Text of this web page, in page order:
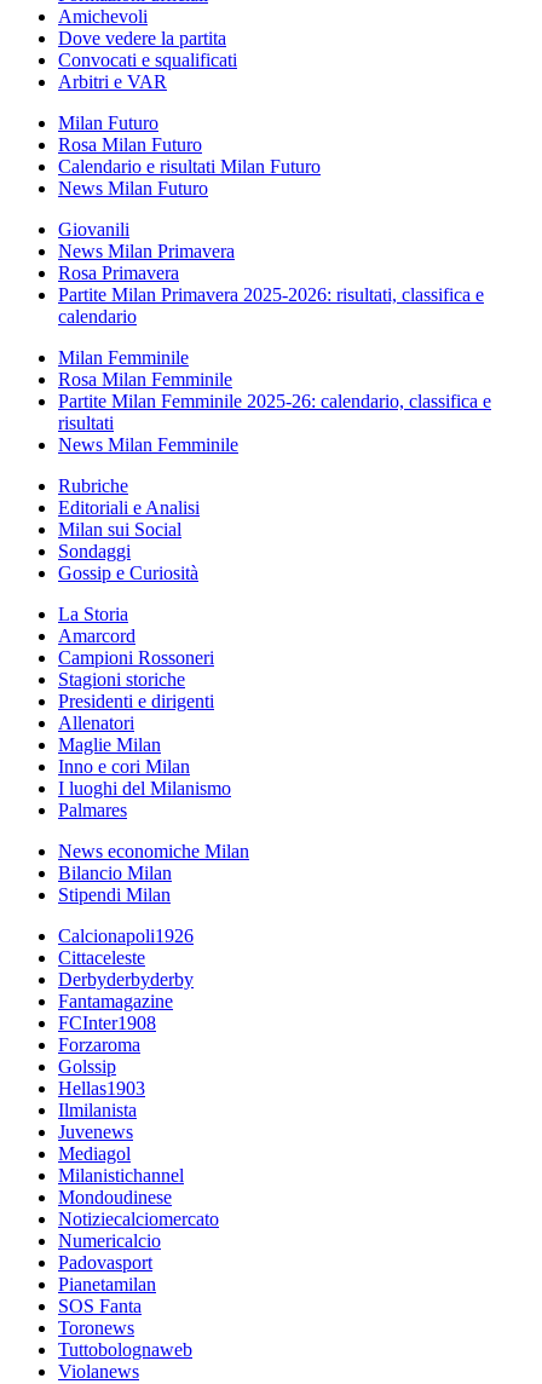
Amichevoli
Dove vedere la partita
Convocati e squalificati
Arbitri e VAR
Milan Futuro
Rosa Milan Futuro
Calendario e risultati Milan Futuro
News Milan Futuro
Giovanili
News Milan Primavera
Rosa Primavera
Partite Milan Primavera 2025-2026: risultati, classifica e
calendario
Milan Femminile
Rosa Milan Femminile
Partite Milan Femminile 2025-26: calendario, classifica e
risultati
News Milan Femminile
Rubriche
Editoriali e Analisi
Milan sui Social
Sondaggi
Gossip e Curiosità
La Storia
Amarcord
Campioni Rossoneri
Stagioni storiche
Presidenti e dirigenti
Allenatori
Maglie Milan
Inno e cori Milan
I luoghi del Milanismo
Palmares
News economiche Milan
Bilancio Milan
Stipendi Milan
Calcionapoli1926
Cittaceleste
Derbyderbyderby
Fantamagazine
FCInter1908
Forzaroma
Golssip
Hellas1903
Ilmilanista
Juvenews
Mediagol
Milanistichannel
Mondoudinese
Notiziecalciomercato
Numericalcio
Padovasport
Pianetamilan
SOS Fanta
Toronews
Tuttobolognaweb
Violanews